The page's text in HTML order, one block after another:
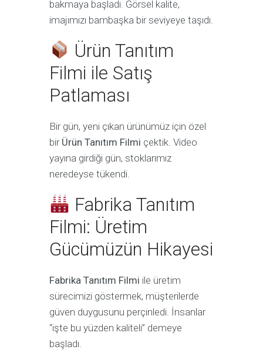
bakmaya başladı. Görsel kalite,
imajımızı bambaşka bir seviyeye taşıdı.
Ürün Tanıtım
Filmi ile Satış
Patlaması
Bir gün, yeni çıkan ürünümüz için özel
bir Ürün Tanıtım Filmi çektik. Video
yayına girdiği gün, stoklarımız
neredeyse tükendi.
Fabrika Tanıtım
Filmi: Üretim
Gücümüzün Hikayesi
Fabrika Tanıtım Filmi ile üretim
sürecimizi göstermek, müşterilerde
güven duygusunu perçinledi. İnsanlar
“işte bu yüzden kaliteli” demeye
başladı.